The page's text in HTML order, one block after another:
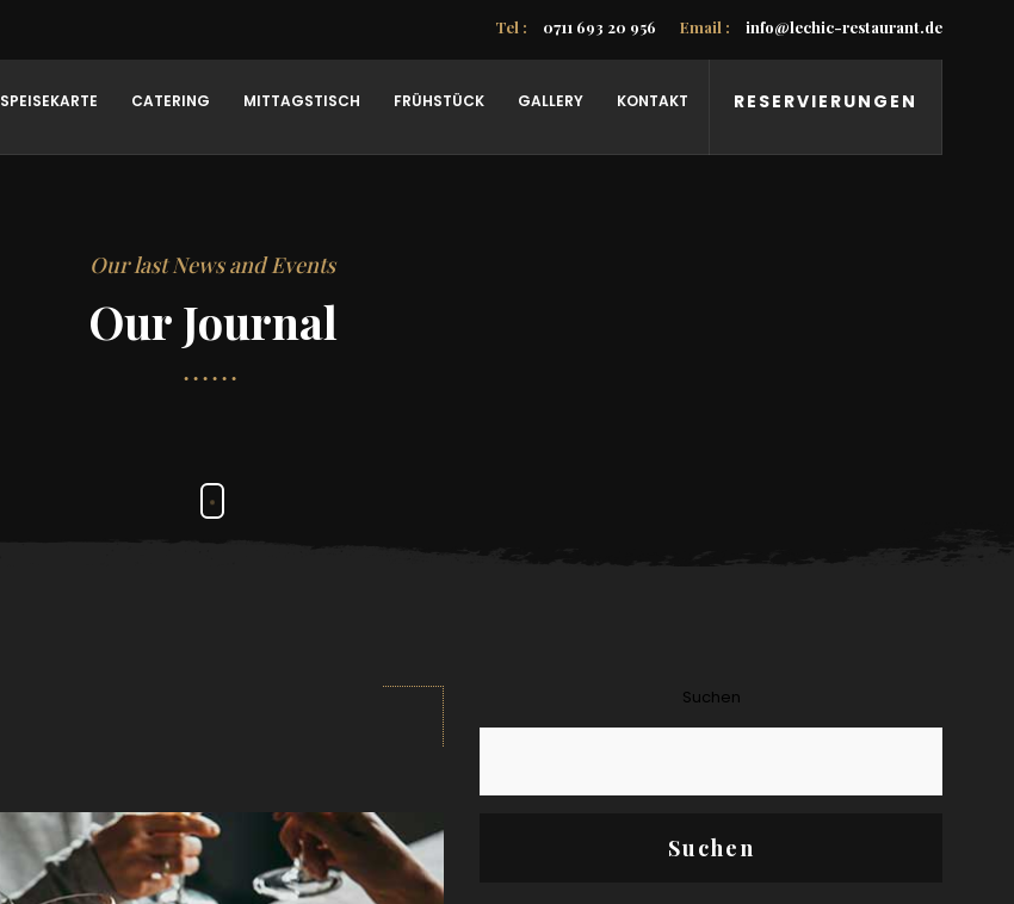
Tel : 0711 693 20 956 Email : info@lechic-restaurant.de
RESERVIERUNGEN
SPEISEKARTE CATERING MITTAGSTISCH FRÜHSTÜCK GALLERY KONTAKT
Our last News and Events
Our Journal
Suchen
Suchen